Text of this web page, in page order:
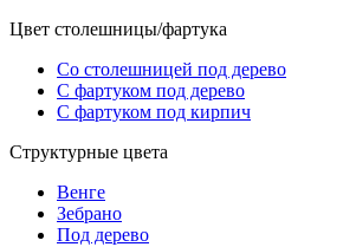
Цвет столешницы/фартука
Со столешницей под дерево
С фартуком под дерево
С фартуком под кирпич
Структурные цвета
Венге
Зебрано
Под дерево